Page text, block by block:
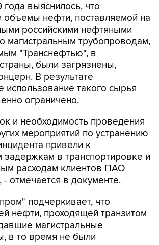
года выяснилось, что
объемы нефти, поставляемой на
российскими нефтяными
магистральным трубопроводам,
"Транснефтью", в
были загрязнены,
В результате
использование такого сырья
ограничено.
и необходимость проведения
мероприятий по устранению
привели к
задержкам в транспортировке и
расходам клиентов ПАО
- отмечается в документе.
подчеркивает, что
нефти, проходящей транзитом
магистральные
в то время не были